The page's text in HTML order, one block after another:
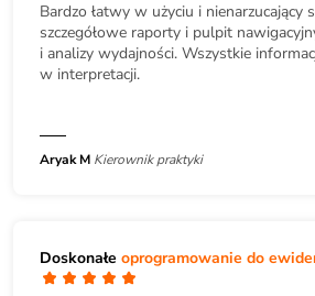
Bardzo łatwy w użyciu i nienarzucający
szczegółowe raporty i pulpit
i analizy wydajności. Wszystkie
w interpretacji.
Aryak M Kierownik praktyki
Doskonałe oprogramowanie do